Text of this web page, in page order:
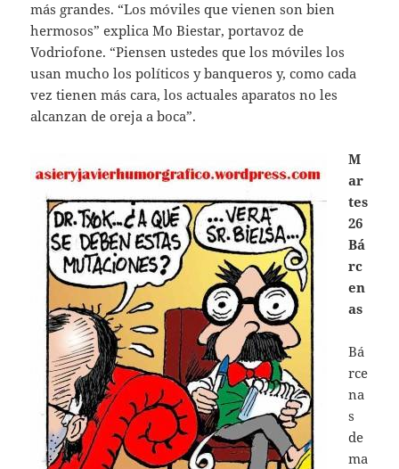
más grandes. “Los móviles que vienen son bien
hermosos” explica Mo Biestar, portavoz de
Vodriofone. “Piensen ustedes que los móviles los
usan mucho los políticos y banqueros y, como cada
vez tienen más cara, los actuales aparatos no les
alcanzan de oreja a boca”.
M
ar
tes
26
Bá
rc
en
as
Bá
rce
na
s
de
ma